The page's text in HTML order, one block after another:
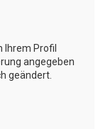
Ihrem Profil
angegeben
geändert.